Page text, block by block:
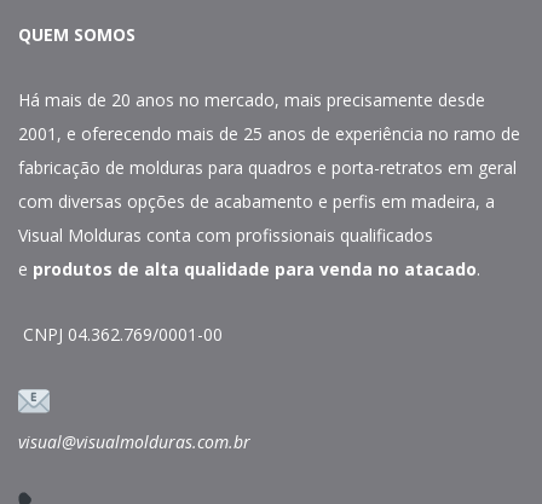
QUEM SOMOS
Há mais de 20 anos no mercado, mais precisamente desde
2001, e oferecendo mais de 25 anos de experiência no ramo de
fabricação de molduras para quadros e porta-retratos em geral
com diversas opções de acabamento e perfis em madeira, a
Visual Molduras conta com profissionais qualificados
e produtos de alta qualidade para venda no atacado.
CNPJ 04.362.769/0001-00
visual@visualmolduras.com.br